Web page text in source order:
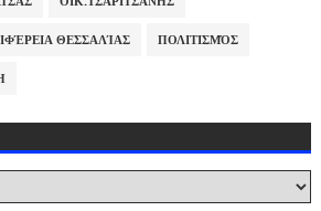
ΘΕΣΣΑΛΊΑΣ ΠΟΛΙΤΙΣΜΌΣ